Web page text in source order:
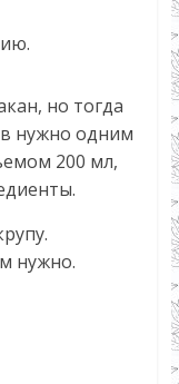
но тогда
нужно одним
200 мл,
нужно.